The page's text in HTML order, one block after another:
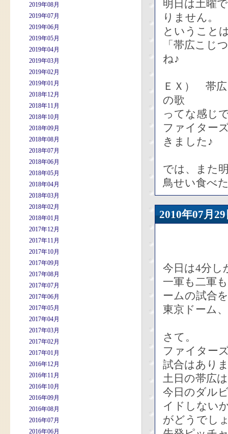
2019年08月
2019年07月
2019年06月
2019年05月
2019年04月
2019年03月
2019年02月
2019年01月
2018年12月
2018年11月
2018年10月
2018年09月
2018年08月
2018年07月
2018年06月
2018年05月
2018年04月
2018年03月
2018年02月
2018年01月
2017年12月
2017年11月
2017年10月
2017年09月
2017年08月
2017年07月
2017年06月
2017年05月
2017年04月
2017年03月
2017年02月
2017年01月
2016年12月
2016年11月
2016年10月
2016年09月
2016年08月
2016年07月
2016年06月
明日は土曜
りません。
ということ
「帯広こじ
ね♪
ＥＸ） 帯
の歌
ってな感じ
ファイター
きました♪
では、また
鳥せい食べ
2010年07
今日は4分し
一軍も二軍
ームの試合
東京ドーム
さて。
ファイター
試合はあり
土日の帯広
今日のダル
イドしない
がどうでし